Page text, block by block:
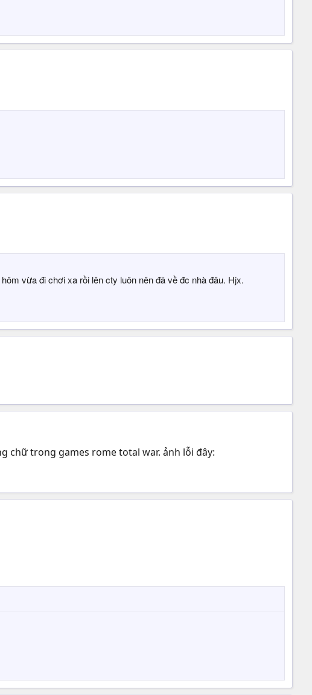
vừa đi chơi xa rồi lên cty luôn nên đã về đc nhà đâu. Hjx.
chữ trong games rome total war. ảnh lỗi đây: